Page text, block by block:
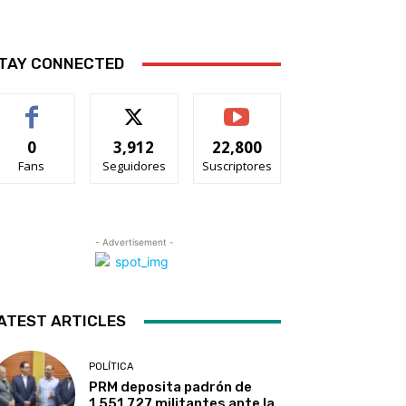
CONNECTED
0
Fans
3,912
Seguidores
22,800
Suscriptores
- Advertisement -
ARTICLES
POLÍTICA
PRM deposita padrón de